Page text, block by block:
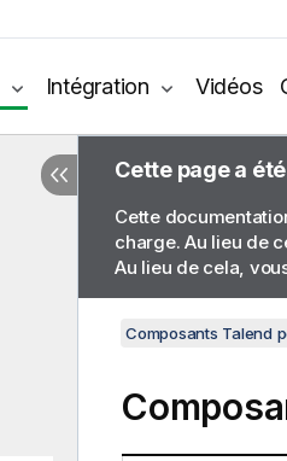
Intégration Vidéos
Cette page a
Cette
charge. Au lieu de
Au lieu de cela,
Composants Talend